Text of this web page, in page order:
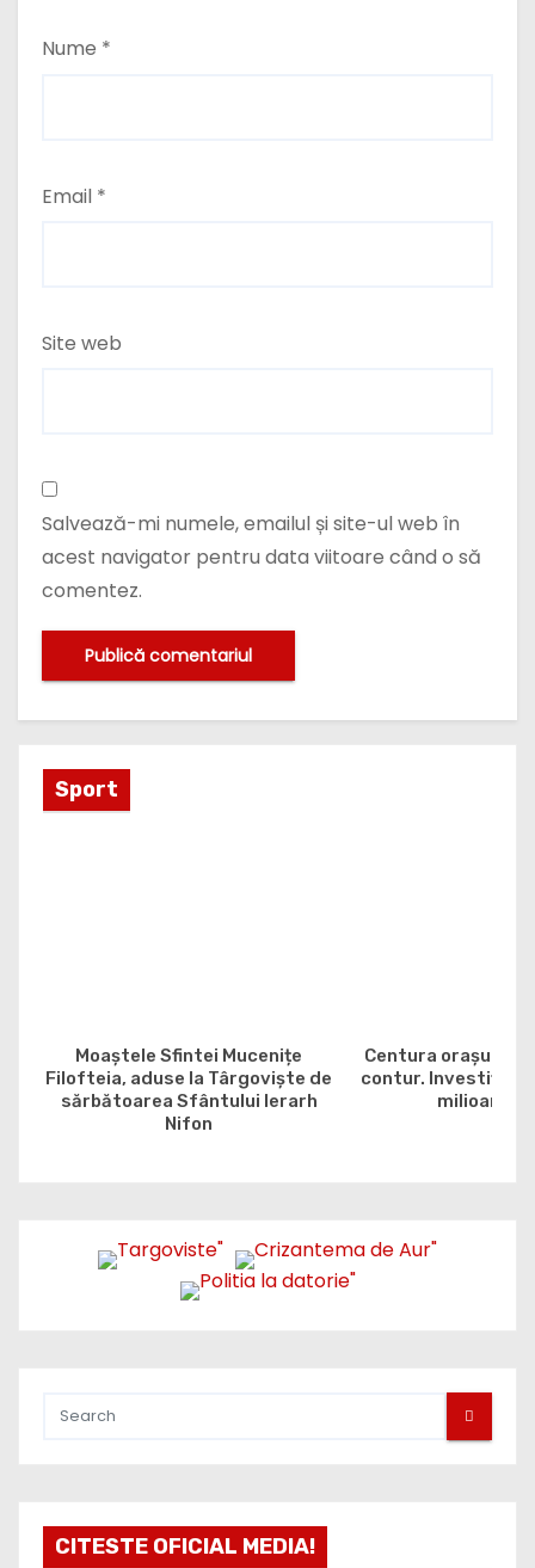
Nume *
Email *
Site web
Salvează-mi numele, emailul și site-ul web în
acest navigator pentru data viitoare când o să
comentez.
Sport
Moaștele Sfintei Mucenițe
Filofteia, aduse la Târgoviște de
sărbătoarea Sfântului Ierarh
Nifon
Centura orașului
contur. Investiția
milioane
CITESTE OFICIAL MEDIA!